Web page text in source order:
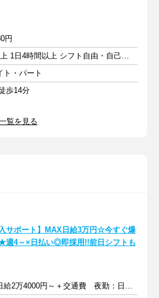
円
週3日以上 1日4時間以上 シフト自由・自己申告
ト・パート
歩14分
覧を見る
入サポート】MAX日給3万円☆今すぐ爆
週4～×日払い◎即採用!!前日シフトも
日勤：日給2万4000円～＋交通費 夜勤：日給3万円～＋交通費